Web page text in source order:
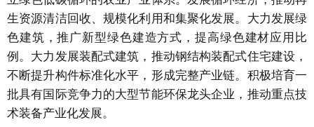
生资源清洁回收、规模化利用和集聚化发展。大力发展绿
色建筑，推广新型绿色建造方式，提高绿色建材应用比
例。大力发展装配式建筑，推动钢结构装配式住宅建设，
不断提升构件标准化水平，形成完整产业链。积极培育一
批具有国际竞争力的大型节能环保龙头企业，推动重点技
术装备产业化发展。